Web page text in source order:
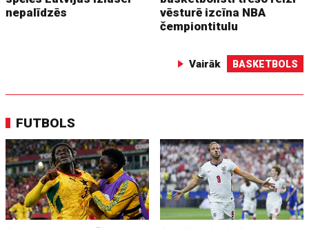
nepalīdzēs
vēsturē izcīna NBA
čempiontitulu
Vairāk BASKETBOLS
FUTBOLS